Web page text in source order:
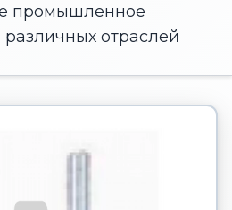
промышленное
отраслей